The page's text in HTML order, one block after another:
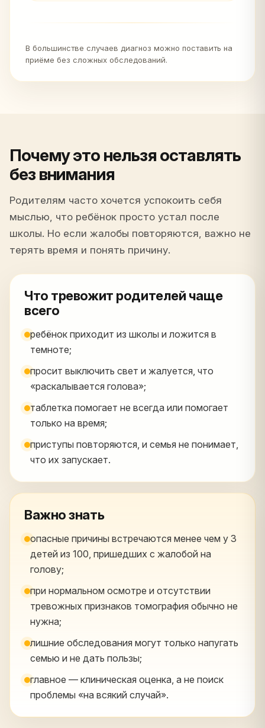
В большинстве случаев диагноз можно поставить на
приёме без сложных обследований.
Почему это нельзя оставлять
без внимания
Родителям часто хочется успокоить себя
мыслью, что ребёнок просто устал после
школы. Но если жалобы повторяются, важно не
терять время и понять причину.
Что тревожит родителей чаще
всего
ребёнок приходит из школы и ложится в
темноте;
просит выключить свет и жалуется, что
«раскалывается голова»;
таблетка помогает не всегда или помогает
только на время;
приступы повторяются, и семья не понимает,
что их запускает.
Важно знать
опасные причины встречаются менее чем у 3
детей из 100, пришедших с жалобой на
голову;
при нормальном осмотре и отсутствии
тревожных признаков томография обычно не
нужна;
лишние обследования могут только напугать
семью и не дать пользы;
главное — клиническая оценка, а не поиск
проблемы «на всякий случай».